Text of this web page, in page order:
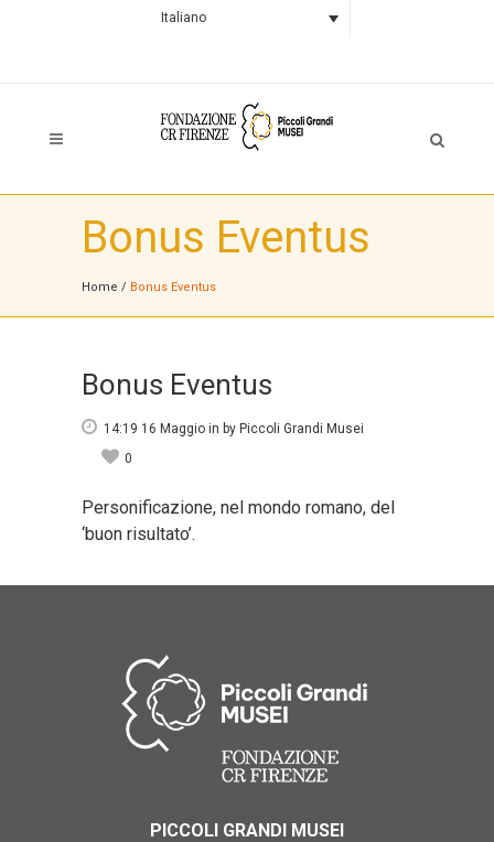
Italiano
Bonus Eventus
Home / Bonus Eventus
Bonus Eventus
14:19 16 Maggio in by Piccoli Grandi Musei
0
Personificazione, nel mondo romano, del
‘buon risultato’.
PICCOLI GRANDI MUSEI